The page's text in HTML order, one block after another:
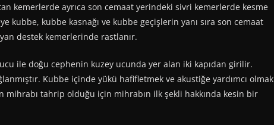
kemerlerde ayrıca son cemaat yerindeki sivri kemerlerde kesme
kubbe, kubbe kasnağı ve kubbe geçişlerin yanı sıra son cemaat
destek kemerlerinde rastlanır.
ile doğu cephenin kuzey ucunda yer alan iki kapıdan girilir.
Kubbe içinde yükü hafifletmek ve akustiğe yardımcı olmak
mihrabı tahrip olduğu için mihrabın ilk şekli hakkında kesin bir